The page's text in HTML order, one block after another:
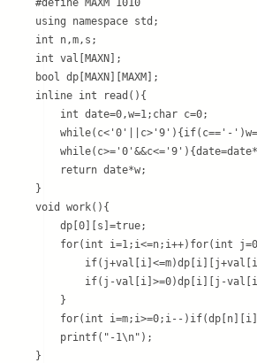
#define MAXM 1010
using namespace std;
int n,m,s;
int val[MAXN];
bool dp[MAXN][MAXM];
inline int read(){
}
void work(){
}